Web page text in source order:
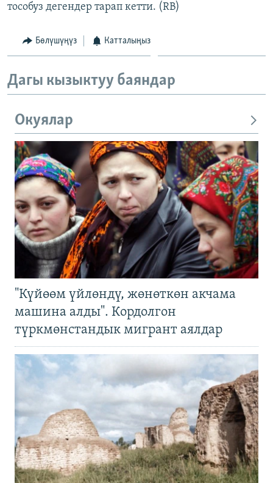
тособуз дегендер тарап кетти. (RB)
Бөлүшүңүз Катталыңыз
Дагы кызыктуу баяндар
Окуялар
"Күйөөм үйлөндү, жөнөткөн акчама
машина алды". Кордолгон
түркмөнстандык мигрант аялдар